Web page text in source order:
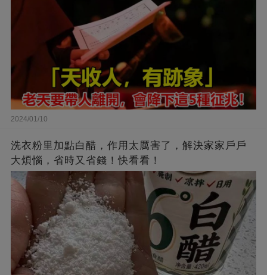
2024/01/10
洗衣粉里加點白醋，作用太厲害了，解決家家戶戶
大煩惱，省時又省錢！快看看！